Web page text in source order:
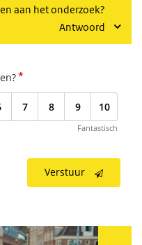
aan het onderzoek?
Antwoord
*
7 8 9 10
Fantastisch
Verstuur